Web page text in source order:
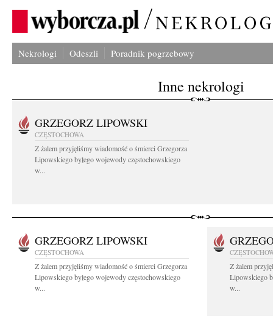
Nekrologi Odeszli Poradnik pogrzebowy
Inne nekrologi
GRZEGORZ LIPOWSKI
CZĘSTOCHOWA
Z żalem przyjęliśmy wiadomość o śmierci Grzegorza
Lipowskiego byłego wojewody częstochowskiego
w...
GRZEGORZ LIPOWSKI
CZĘSTOCHOWA
Z żalem przyjęliśmy wiadomość o śmierci Grzegorza
Lipowskiego byłego wojewody częstochowskiego
w...
Z żalem
Lipowskiego
w...